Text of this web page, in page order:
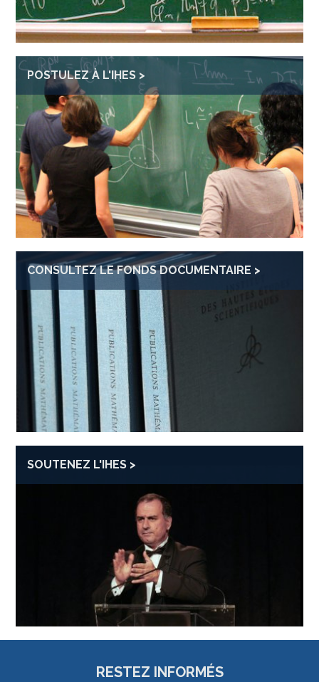
POSTULEZ À L'IHES
CONSULTEZ LE FONDS DOCUMENTAIRE
SOUTENEZ L'IHES
RESTEZ INFORMÉS